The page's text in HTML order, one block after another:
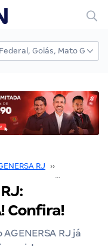
RJ ››
Confira!
RJ já